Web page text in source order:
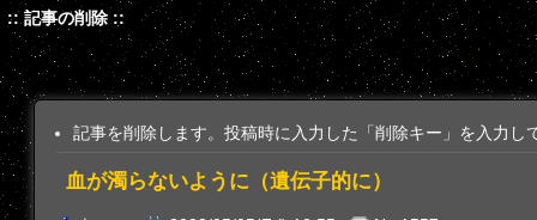
:: 記事の削除 ::
記事を削除します。投稿時に入力した「削除キー」を入力し
血が濁らないように（遺伝子的に）